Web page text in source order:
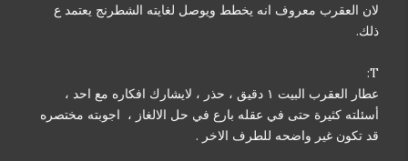
لان العقرب معروف انه يخطط ويوصل لغايته الشطرنج يعتمد ع
ذلك.
T:
عطار العقرب البيت ١ دقيق ، حذر ، لايشارك افكاره مع احد ،
أسئلته كثيرة حتى في عقله بارع في حل الالغاز ، اجوبته مختصره
قد تكون غير واضحه للطرف الاخر .